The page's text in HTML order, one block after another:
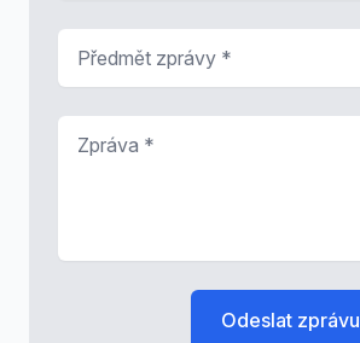
Odeslat zprávu